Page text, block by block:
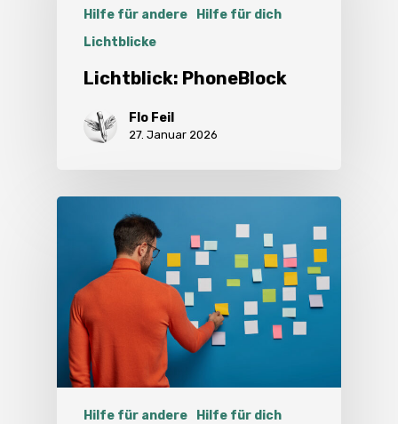
Hilfe für andere
Hilfe für dich
Lichtblicke
Lichtblick: PhoneBlock
Flo Feil
27. Januar 2026
Hilfe für andere Hilfe für dich